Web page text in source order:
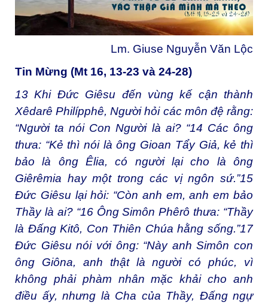
Lm. Giuse Nguyễn Văn Lộc
Tin Mừng (Mt 16, 13-23 và 24-28)
13 Khi Đức Giêsu đến vùng kế cận thành
Xêdarê Philípphê, Người hỏi các môn đệ rằng:
“Người ta nói Con Người là ai? “14 Các ông
thưa: “Kẻ thì nói là ông Gioan Tẩy Giả, kẻ thì
bảo là ông Êlia, có người lại cho là ông
Giêrêmia hay một trong các vị ngôn sứ.”15
Đức Giêsu lại hỏi: “Còn anh em, anh em bảo
Thầy là ai? “16Ông Simôn Phêrô thưa: “Thầy
là Đấng Kitô, Con Thiên Chúa hằng sống.”17
Đức Giêsu nói với ông: “Này anh Simôn con
ông Giôna, anh thật là người có phúc, vì
không phải phàm nhân mặc khải cho anh
điều ấy, nhưng là Cha của Thầy, Đấng ngự